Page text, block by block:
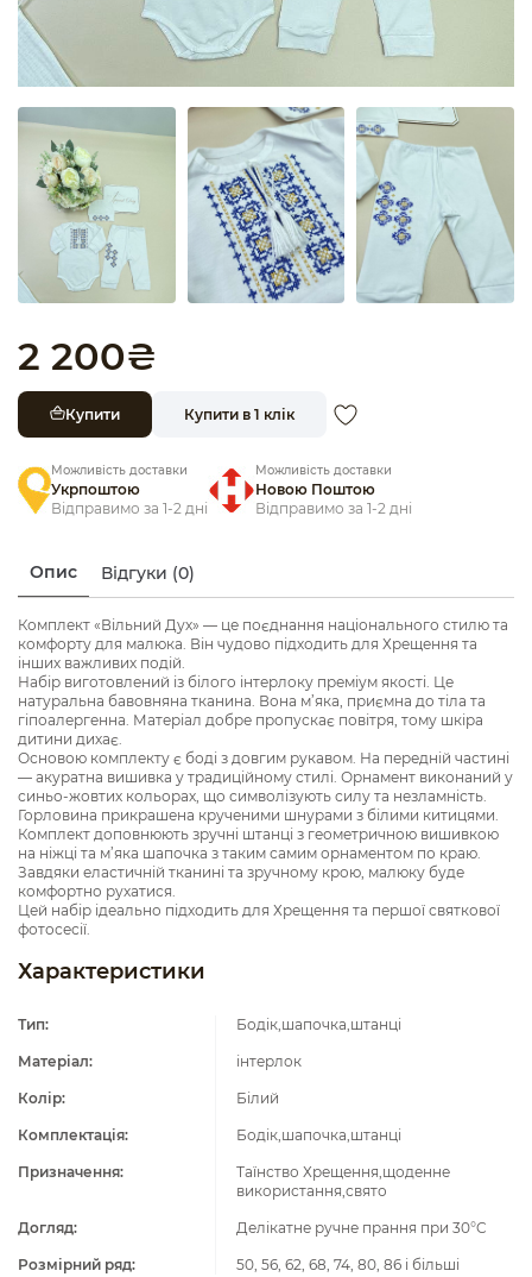
2 200₴
Купити Купити в 1 клік
Можливість доставки
Укрпоштою
Відправимо за 1-2 дні
Можливість доставки
Новою Поштою
Відправимо за 1-2 дні
Опис Відгуки (0)
Комплект «Вільний Дух» — це поєднання національного стилю та
комфорту для малюка. Він чудово підходить для Хрещення та
інших важливих подій.
Набір виготовлений із білого інтерлоку преміум якості. Це
натуральна бавовняна тканина. Вона м’яка, приємна до тіла та
гіпоалергенна. Матеріал добре пропускає повітря, тому шкіра
дитини дихає.
Основою комплекту є боді з довгим рукавом. На передній частині
— акуратна вишивка у традиційному стилі. Орнамент виконаний у
синьо-жовтих кольорах, що символізують силу та незламність.
Горловина прикрашена крученими шнурами з білими китицями.
Комплект доповнюють зручні штанці з геометричною вишивкою
на ніжці та м’яка шапочка з таким самим орнаментом по краю.
Завдяки еластичній тканині та зручному крою, малюку буде
комфортно рухатися.
Цей набір ідеально підходить для Хрещення та першої святкової
фотосесії.
Характеристики
Тип: Бодік,шапочка,штанці
Матеріал: інтерлок
Колір: Білий
Комплектація: Бодік,шапочка,штанці
Призначення:
Таїнство Хрещення,щоденне
використання,свято
Догляд: Делікатне ручне прання при 30°C
Розмірний ряд: 50, 56, 62, 68, 74, 80, 86 і більші